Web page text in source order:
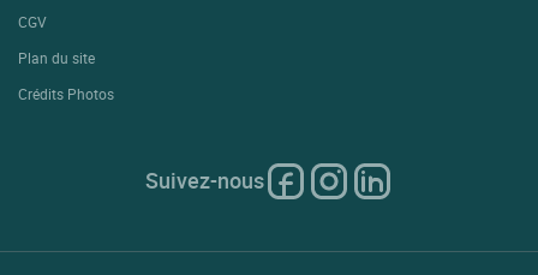
CGV
Plan du site
Crédits Photos
Suivez-nous